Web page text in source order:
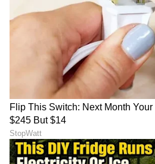
DOWNLOAD APP
RECOMMENDED STORIES